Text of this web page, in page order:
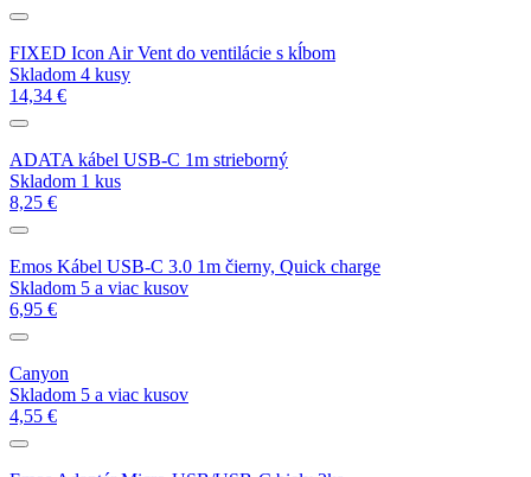
FIXED Icon Air Vent do ventilácie s kĺbom
Skladom 4 kusy
14,34 €
ADATA kábel USB-C 1m strieborný
Skladom 1 kus
8,25 €
Emos Kábel USB-C 3.0 1m čierny, Quick charge
Skladom 5 a viac kusov
6,95 €
Canyon
Skladom 5 a viac kusov
4,55 €